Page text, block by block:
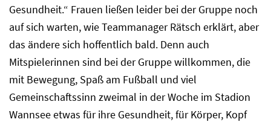
Gesundheit.“ Frauen ließen leider bei der Gruppe noch
auf sich warten, wie Teammanager Rätsch erklärt, aber
das ändere sich hoffentlich bald. Denn auch
Mitspielerinnen sind bei der Gruppe willkommen, die
mit Bewegung, Spaß am Fußball und viel
Gemeinschaftssinn zweimal in der Woche im Stadion
Wannsee etwas für ihre Gesundheit, für Körper, Kopf